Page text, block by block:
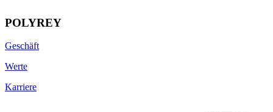
POLYREY
Geschäft
Werte
Karriere